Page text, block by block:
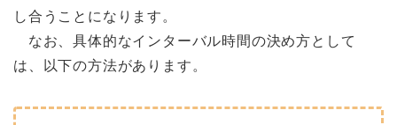
し合うことになります。
なお、具体的なインターバル時間の決め方として
は、以下の方法があります。